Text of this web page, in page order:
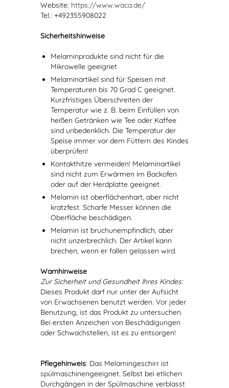
Website: https://www.waca.de/
Tel.: +492355908022
Sicherheitshinweise
Melaminprodukte sind nicht für die
Mikrowelle geeignet
Melaminartikel sind für Speisen mit
Temperaturen bis 70 Grad C geeignet.
Kurzfristiges Überschreiten der
Temperatur wie z. B. beim Einfüllen von
heißen Getränken wie Tee oder Kaffee
sind unbedenklich. Die Temperatur der
Speise immer vor dem Füttern des Kindes
überprüfen!
Kontakthitze vermeiden! Melaminartikel
sind nicht zum Erwärmen im Backofen
oder auf der Herdplatte geeignet.
Melamin ist oberflächenhart, aber nicht
kratzfest. Scharfe Messer können die
Oberfläche beschädigen.
Melamin ist bruchunempfindlich, aber
nicht unzerbrechlich. Der Artikel kann
brechen, wenn er fallen gelassen wird.
Warnhinweise
Zur Sicherheit und Gesundheit Ihres Kindes:
Dieses Produkt darf nur unter der Aufsicht
von Erwachsenen benutzt werden. Vor jeder
Benutzung, ist das Produkt zu untersuchen.
Bei ersten Anzeichen von Beschädigungen
oder Schwachstellen, ist es zu entsorgen!
Pflegehinweis: Das Melamingeschirr ist
spülmaschinengeeignet. Selbst bei etlichen
Durchgängen in der Spülmaschine verblasst